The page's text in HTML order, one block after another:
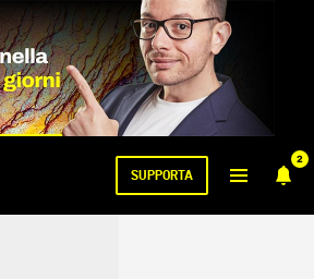
2
SUPPORTA